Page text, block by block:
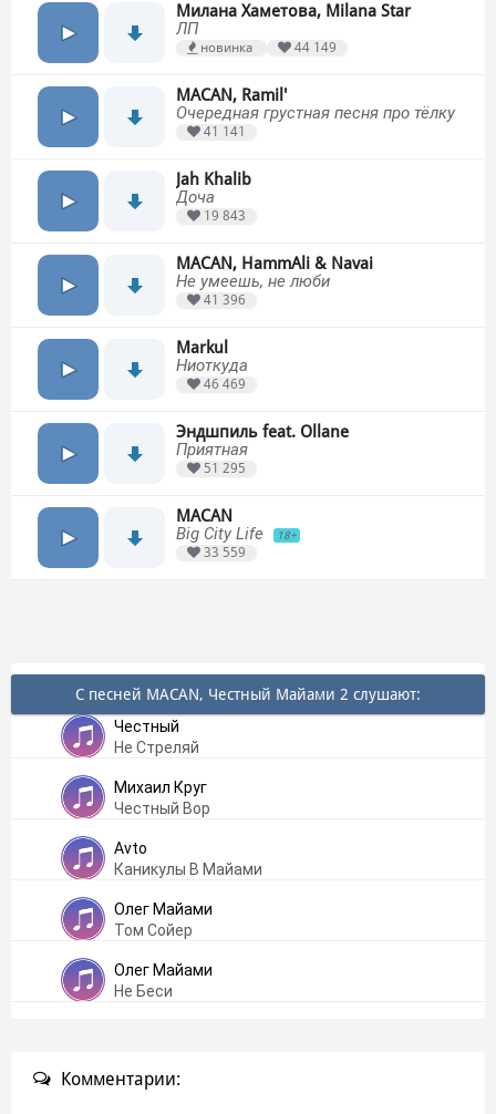
Милана Хаметова, Milana Star
ЛП
новинка 44 149
MACAN, Ramil'
Очередная грустная песня про тёлку
41 141
Jah Khalib
Доча
19 843
MACAN, HammAli & Navai
Не умеешь, не люби
41 396
Markul
Ниоткуда
46 469
Эндшпиль feat. Ollane
Приятная
51 295
MACAN
Big City Life
18+
33 559
С песней MACAN, Честный Майами 2 слушают:
Честный
Не Стреляй
Михаил Круг
Честный Вор
Avto
Каникулы В Майами
Олег Майами
Том Сойер
Олег Майами
Не Беси
Комментарии: